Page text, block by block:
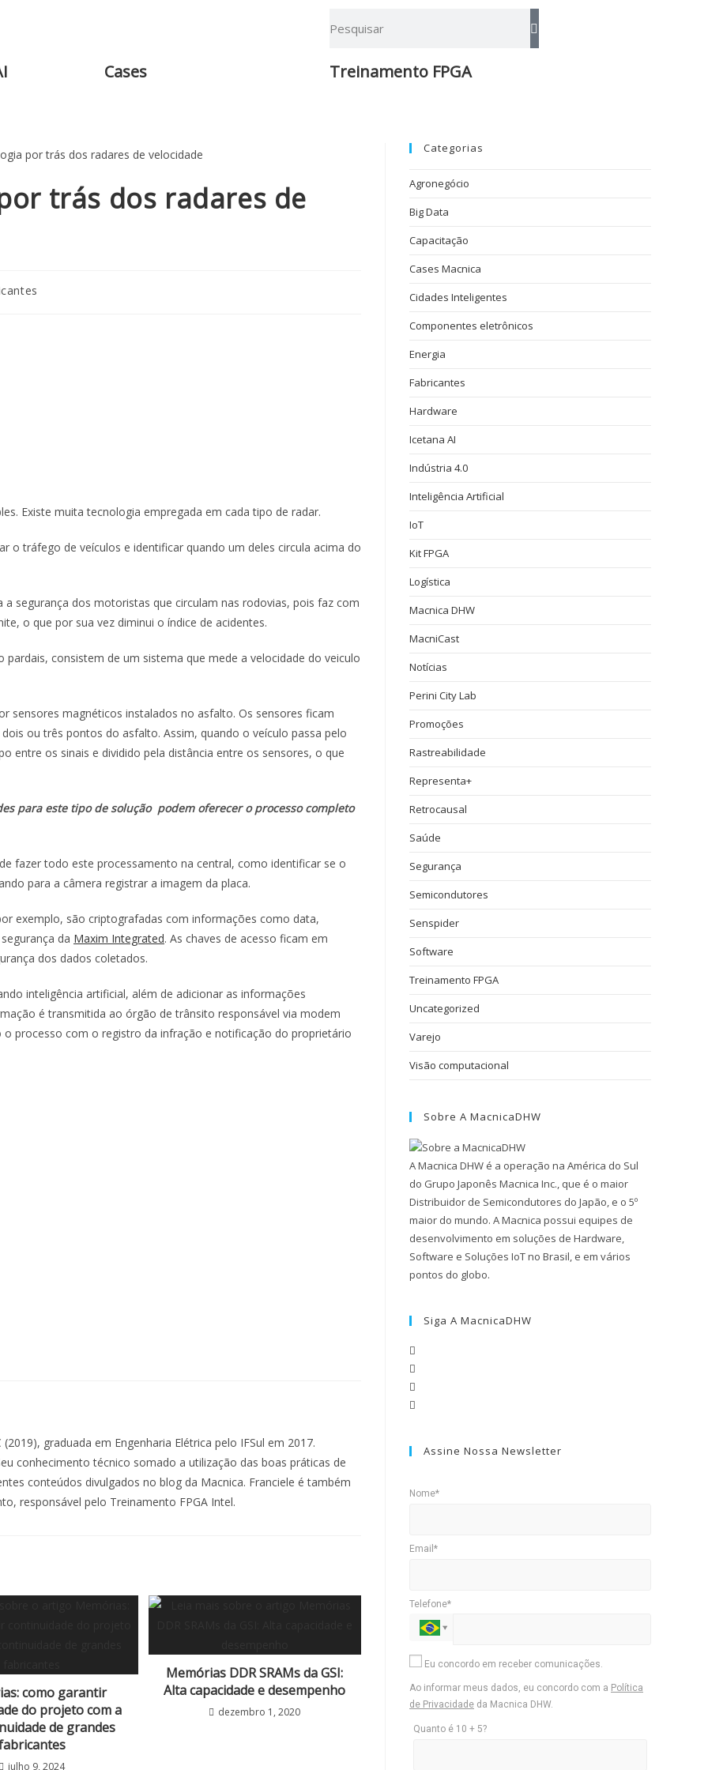
Cases Treinamento FPGA​
trás dos radares de
Existe muita tecnologia empregada em cada tipo de radar.
o tráfego de veículos e identificar quando um deles circula acima do
segurança dos motoristas que circulam nas rodovias, pois faz com
o que por sua vez diminui o índice de acidentes.
consistem de um sistema que mede a velocidade do veiculo
sensores magnéticos instalados no asfalto. Os sensores ficam
ou três pontos do asfalto. Assim, quando o veículo passa pelo
entre os sinais e dividido pela distância entre os sensores, o que
para este tipo de solução podem oferecer o processo completo
fazer todo este processamento na central, como identificar se o
para a câmera registrar a imagem da placa.
exemplo, são criptografadas com informações como data,
da Maxim Integrated. As chaves de acesso ficam em
dos dados coletados.
inteligência artificial, além de adicionar as informações
é transmitida ao órgão de trânsito responsável via modem
o processo com o registro da infração e notificação do proprietário
graduada em Engenharia Elétrica pelo IFSul em 2017.
conhecimento técnico somado a utilização das boas práticas de
conteúdos divulgados no blog da Macnica. Franciele é também
responsável pelo Treinamento FPGA Intel.
como garantir
do projeto com a
de grandes
julho 9, 2024
Memórias DDR SRAMs da GSI:
Alta capacidade e desempenho
dezembro 1, 2020
Categorias
Agronegócio
Big Data
Capacitação
Cases Macnica
Cidades Inteligentes
Componentes eletrônicos
Energia
Fabricantes
Hardware
Icetana AI
Indústria 4.0
Inteligência Artificial
IoT
Kit FPGA
Logística
Macnica DHW
MacniCast
Notícias
Perini City Lab
Promoções
Rastreabilidade
Representa+
Retrocausal
Saúde
Segurança
Semicondutores
Senspider
Software
Treinamento FPGA
Uncategorized
Varejo
Visão computacional
Sobre A MacnicaDHW
A Macnica DHW é a operação na América do Sul
do Grupo Japonês Macnica Inc., que é o maior
Distribuidor de Semicondutores do Japão, e o 5º
maior do mundo. A Macnica possui equipes de
desenvolvimento em soluções de Hardware,
Software e Soluções IoT no Brasil, e em vários
pontos do globo.
Siga A MacnicaDHW
Assine Nossa Newsletter
Nome*
Email*
Telefone*
Eu concordo em receber comunicações.
Ao informar meus dados, eu concordo com a Política
de Privacidade da Macnica DHW.
Quanto é 10 + 5?